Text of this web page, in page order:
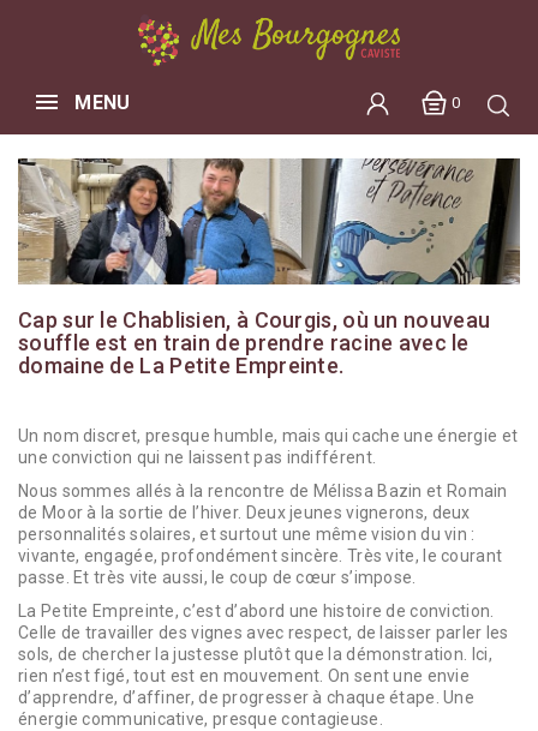
0
MENU
Cap sur le Chablisien, à Courgis, où un nouveau
souffle est en train de prendre racine avec le
domaine de La Petite Empreinte.
Un nom discret, presque humble, mais qui cache une énergie et
une conviction qui ne laissent pas indifférent.
Nous sommes allés à la rencontre de Mélissa Bazin et Romain
de Moor à la sortie de l’hiver. Deux jeunes vignerons, deux
personnalités solaires, et surtout une même vision du vin :
vivante, engagée, profondément sincère. Très vite, le courant
passe. Et très vite aussi, le coup de cœur s’impose.
La Petite Empreinte, c’est d’abord une histoire de conviction.
Celle de travailler des vignes avec respect, de laisser parler les
sols, de chercher la justesse plutôt que la démonstration. Ici,
rien n’est figé, tout est en mouvement. On sent une envie
d’apprendre, d’affiner, de progresser à chaque étape. Une
énergie communicative, presque contagieuse.